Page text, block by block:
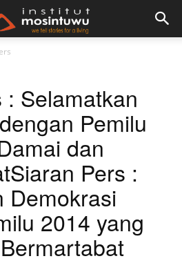
Selamatkan
Pemilu
dan
Siaran Pers :
Demokrasi
2014 yang